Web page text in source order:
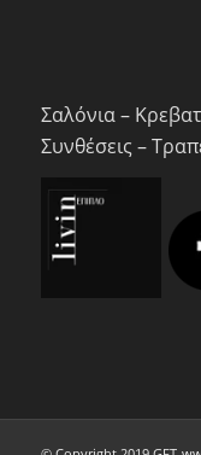
Σαλόνια –
Συνθέσεις –